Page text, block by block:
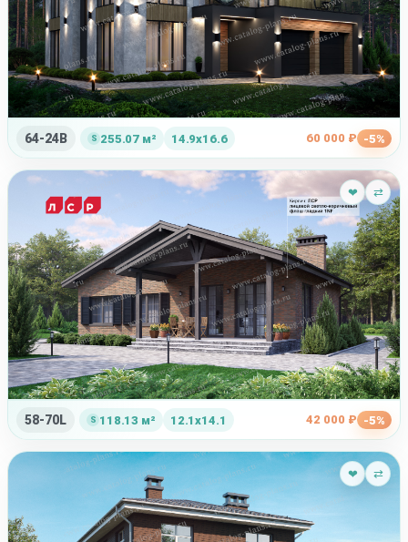
64-24B 255.07 м² 14.9x16.6 60 000 ₽ -5%
❤ ⇄
58-70L 118.13 м² 12.1x14.1 42 000 ₽ -5%
❤ ⇄